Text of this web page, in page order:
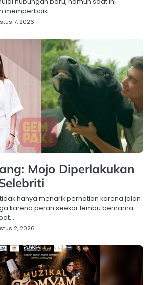
memperbaiki…
7, 2026
Mojo Diperlakukan
hanya menarik perhatian karena jalan
karena peran seekor lembu bernama
2, 2026